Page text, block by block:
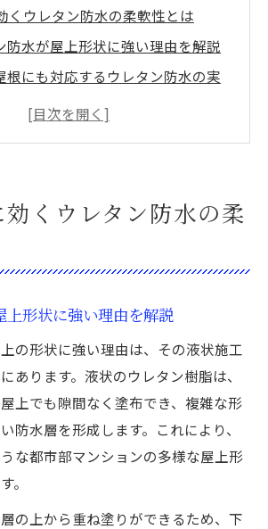
くウレタン防水の柔軟性とは
防水が屋上形状に強い理由を解説
根にも対応するウレタン防水の実
防水の柔軟性と耐久性の関係
寿命化に欠かせない防水工法
防水がマンション寿命を支える理
産価値維持にウレタン防水が有効
防水対策に適したウレタン防水
ン屋上改修でウレタン防水が選ば
防水で実現するメンテナンス性向
くウレタン防水の柔
上形状に強い理由を解説
の形状に強い理由は、その液状施工
あります。液状のウレタン樹脂は、
上でも隙間なく塗布でき、複雑な形
防水層を形成します。これにより、
な都市部マンションの多様な屋上形
。
の上から重ね塗りができるため、下